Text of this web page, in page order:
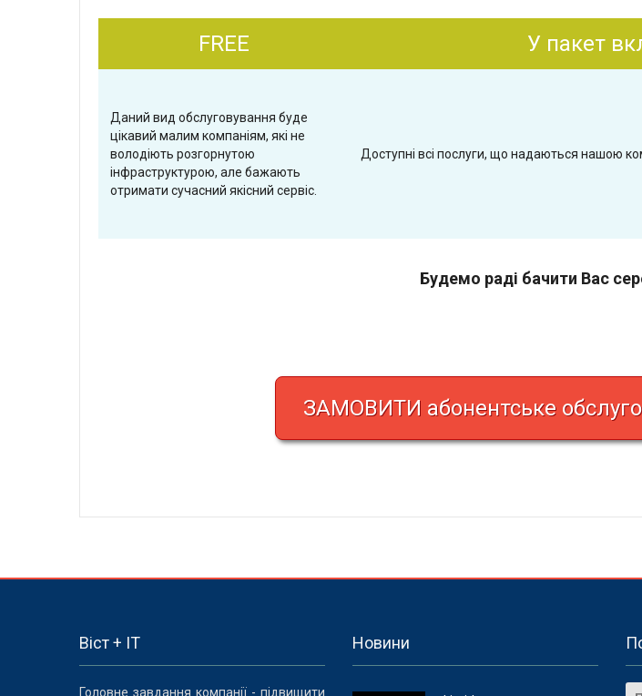
FREE У пакет
Даний вид обслуговування буде
цікавий малим компаніям, які не
володіють розгорнутою
інфраструктурою, але бажають
отримати сучасний якісний сервіс.
Доступні всі послуги, що надаються нашою
Будемо раді бачити Вас
ЗАМОВИТИ абонентське
Віст + IT
Головне завдання компанії - підвищити
Новини